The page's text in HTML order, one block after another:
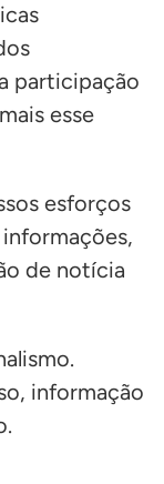
participação
esse
esforços
de notícia
informação